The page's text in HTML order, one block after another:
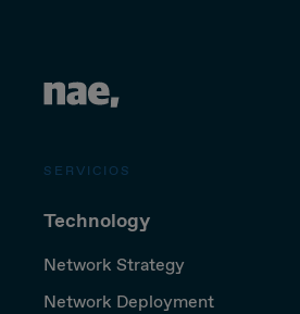
SERVICIOS
Technology
Network Strategy
Network Deployment